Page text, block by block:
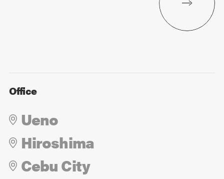
Office
Ueno
Hiroshima
Cebu City